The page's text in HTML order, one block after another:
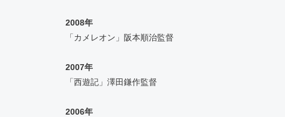
2008年
「カメレオン」阪本順治監督
2007年
「西遊記」澤田鎌作監督
2006年